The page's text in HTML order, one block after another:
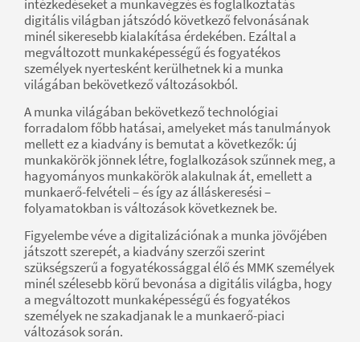
intézkedéseket a munkavégzés és foglalkoztatás
digitális világban játszódó következő felvonásának
minél sikeresebb kialakítása érdekében. Ezáltal a
megváltozott munkaképességű és fogyatékos
személyek nyertesként kerülhetnek ki a munka
világában bekövetkező változásokból.
A munka világában bekövetkező technológiai
forradalom főbb hatásai, amelyeket más tanulmányok
mellett ez a kiadvány is bemutat a következők: új
munkakörök jönnek létre, foglalkozások szűnnek meg, a
hagyományos munkakörök alakulnak át, emellett a
munkaerő-felvételi – és így az álláskeresési –
folyamatokban is változások következnek be.
Figyelembe véve a digitalizációnak a munka jövőjében
játszott szerepét, a kiadvány szerzői szerint
szükségszerű a fogyatékossággal élő és MMK személyek
minél szélesebb körű bevonása a digitális világba, hogy
a megváltozott munkaképességű és fogyatékos
személyek ne szakadjanak le a munkaerő-piaci
változások során.